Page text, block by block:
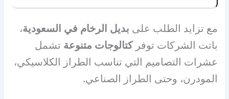
مع تزايد الطلب على بديل الرخام في السعودية،
باتت الشركات توفركتالوجات متنوعة تشمل
عشرات التصاميم التي تناسب الطراز الكلاسيكي،
المودرن، وحتى الطراز الصناعي.